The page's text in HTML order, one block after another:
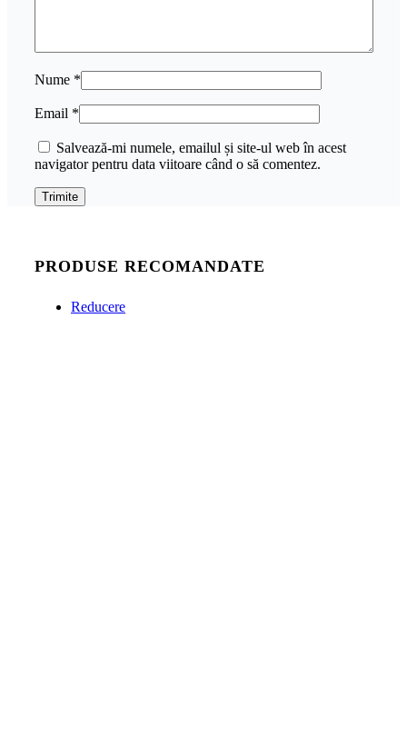
Nume *
Email *
Salvează-mi numele, emailul și site-ul web în acest
navigator pentru data viitoare când o să comentez.
PRODUSE RECOMANDATE
Reducere